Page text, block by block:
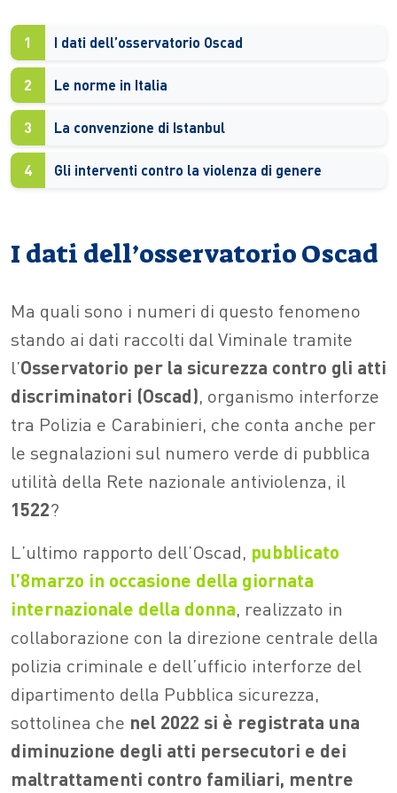
1 I dati dell’osservatorio Oscad
2 Le norme in Italia
3 La convenzione di Istanbul
4 Gli interventi contro la violenza di genere
I dati dell’osservatorio Oscad
Ma quali sono i numeri di questo fenomeno
stando ai dati raccolti dal Viminale tramite
l’Osservatorio per la sicurezza contro gli atti
discriminatori (Oscad), organismo interforze
tra Polizia e Carabinieri, che conta anche per
le segnalazioni sul numero verde di pubblica
utilità della Rete nazionale antiviolenza, il
1522?
L’ultimo rapporto dell’Oscad, pubblicato
l’8marzo in occasione della giornata
internazionale della donna, realizzato in
collaborazione con la direzione centrale della
polizia criminale e dell’ufficio interforze del
dipartimento della Pubblica sicurezza,
sottolinea che nel 2022 si è registrata una
diminuzione degli atti persecutori e dei
maltrattamenti contro familiari, mentre